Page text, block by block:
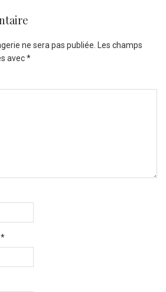
ne sera pas publiée.
Les champs
avec*
*